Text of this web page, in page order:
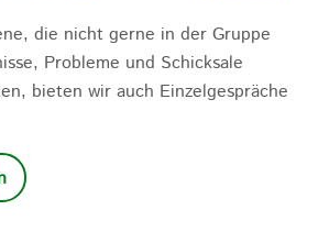
die nicht gerne in der Gruppe
Probleme und Schicksale
bieten wir auch Einzelgespräche